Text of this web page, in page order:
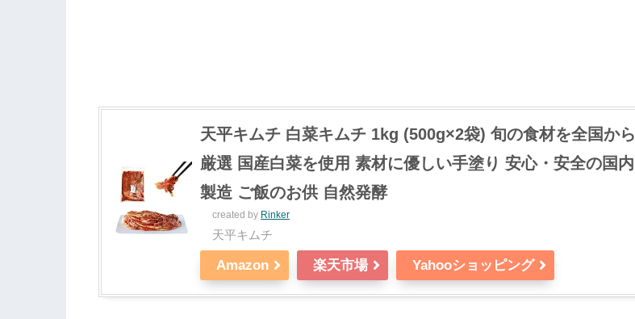
天平キムチ 白菜キムチ 1kg (500g×2袋) 旬の食材を全国から
厳選 国産白菜を使用 素材に優しい手塗り 安心・安全の国内
製造 ご飯のお供 自然発酵
created by Rinker
天平キムチ
Amazon 楽天市場 Yahooショッピング